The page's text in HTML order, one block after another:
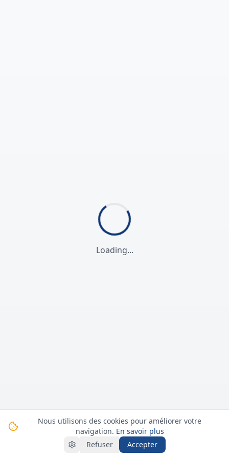
Loading...
Nous utilisons des cookies pour améliorer votre
navigation. En savoir plus
Refuser
Accepter